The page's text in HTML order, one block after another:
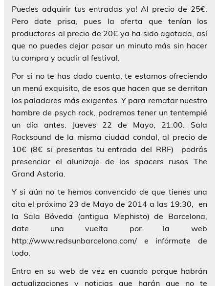
Puedes adquirir tus entradas ya! Al precio de 25€.
Pero date prisa, pues la oferta que tenían los
productores al precio de 20€ ya ha sido agotada, así
que no puedes dejar pasar un minuto más sin hacer
tu compra y acudir al festival.
Por si no te has dado cuenta, te estamos ofreciendo
un menú exquisito, de esos que hacen que se derritan
los paladares más exigentes. Y para rematar nuestro
hambre de psych rock, podremos tener un tentempié
un día antes. Jueves 22 de Mayo, 21:00. Sala
Rocksound de la misma ciudad condal, al precio de
10€ (8€ si presentas tu entrada del RRF) podrás
presenciar el alunizaje de los spacers rusos The
Grand Astoria.
Y si aún no te hemos convencido de que tienes una
cita el próximo 23 de Mayo de 2014 a las 19:30, en
la Sala Bóveda (antigua Mephisto) de Barcelona,
date una vuelta por la web
http://www.redsunbarcelona.com/ e infórmate de
todo.
Entra en su web de vez en cuando porque habrán
actualizaciones y noticias que harán que no te